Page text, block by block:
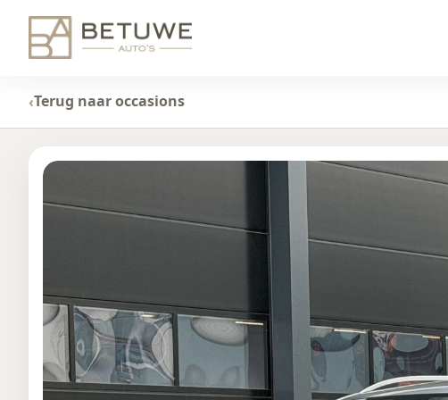
Terug naar occasions